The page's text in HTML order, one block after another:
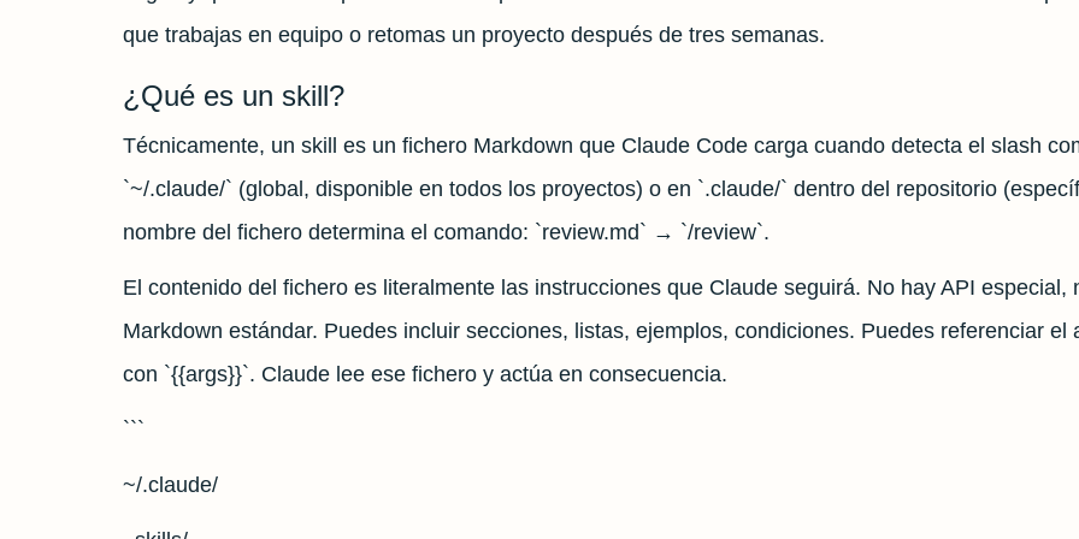
que trabajas en equipo o retomas un proyecto después de tres semanas.
¿Qué es un skill?
Técnicamente, un skill es un fichero Markdown que Claude Code carga cuando detecta el slash
`~/.claude/` (global, disponible en todos los proyectos) o en `.claude/` dentro del repositorio
nombre del fichero determina el comando: `review.md` → `/review`.
El contenido del fichero es literalmente las instrucciones que Claude seguirá. No hay API
Markdown estándar. Puedes incluir secciones, listas, ejemplos, condiciones. Puedes referenciar
con `{{args}}`. Claude lee ese fichero y actúa en consecuencia.
```
~/.claude/